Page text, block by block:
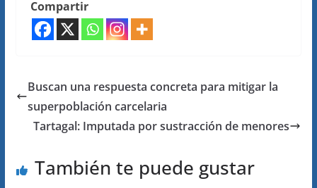
Compartir
Buscan una respuesta concreta para mitigar la
superpoblación carcelaria
Tartagal: Imputada por sustracción de menores
También te puede gustar